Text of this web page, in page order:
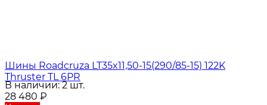
Шины Roadcruza LT35x11,50-15(290/85-15) 122K
Thruster TL 6PR
В наличии: 2 шт.
28 480 ₽